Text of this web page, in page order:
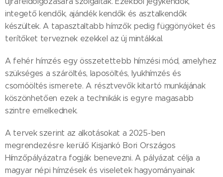
integető kendők, ajándék kendők és asztalkendők
készültek. A tapasztaltabb hímzők pedig függönyöket és
terítőket terveznek ezekkel az új mintákkal.
A fehér hímzés egy összetettebb hímzési mód, amelyhez
szükséges a száröltés, laposöltés, lyukhímzés és
csomóöltés ismerete. A résztvevők kitartó munkájának
köszönhetően ezek a technikák is egyre magasabb
szintre emelkednek.
A tervek szerint az alkotásokat a 2025-ben
megrendezésre kerülő Kisjankó Bori Országos
Hímzőpályázatra fogják benevezni. A pályázat célja a
magyar népi hímzések és viseletek hagyományainak